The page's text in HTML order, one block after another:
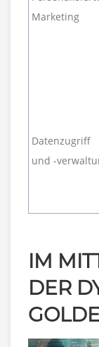
Marketing
Datenzugriff
und -
IM
DER